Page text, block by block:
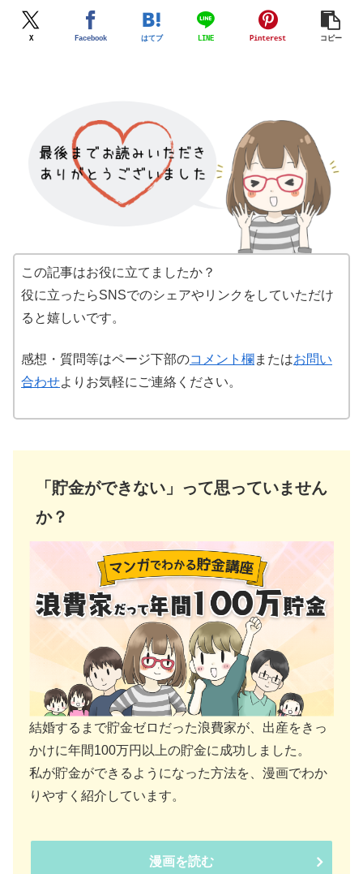
X Facebook はてブ LINE Pinterest コピー
この記事はお役に立てましたか？
役に立ったらSNSでのシェアやリンクをしていただけ
ると嬉しいです。
感想・質問等はページ下部のコメント欄 またはお問い
合わせよりお気軽にご連絡ください。
「貯金ができない」って思っていません
か？
結婚するまで貯金ゼロだった浪費家が、出産をきっ
かけに年間100万円以上の貯金に成功しました。
私が貯金ができるようになった方法を、漫画でわか
りやすく紹介しています。
漫画を読む